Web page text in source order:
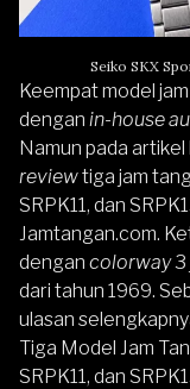
Seiko SKX
Keempat model
dengan in-house
Namun pada
reviewtiga jam
SRPK11, dan
Jamtangan.com.
dengan colorway3
dari tahun 1969.
ulasan
Tiga Model Jam
SRPK11, dan